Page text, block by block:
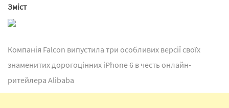
Зміст
Компанія Falcon випустила три особливих версії своїх
знаменитих дорогоцінних iPhone 6 в честь онлайн-
ритейлера Alibaba